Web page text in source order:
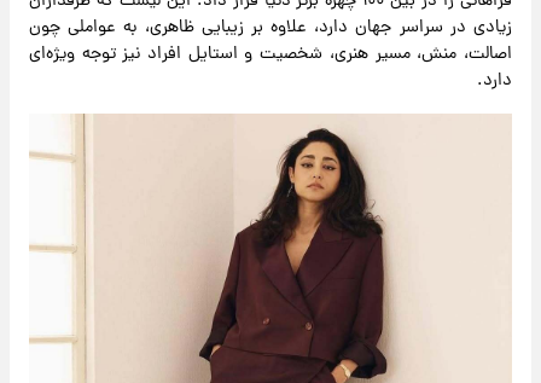
زیادی در سراسر جهان دارد، علاوه بر زیبایی ظاهری، به عواملی چون
اصالت، منش، مسیر هنری، شخصیت و استایل افراد نیز توجه ویژه‌ای
دارد.